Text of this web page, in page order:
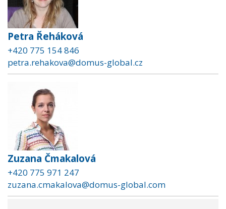
Petra Řeháková
+420 775 154 846
petra.rehakova@domus-global.cz
Zuzana Čmakalová
+420 775 971 247
zuzana.cmakalova@domus-global.com